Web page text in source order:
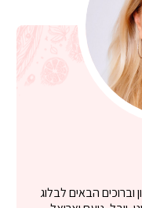
וברוכים הבאים לבלוג